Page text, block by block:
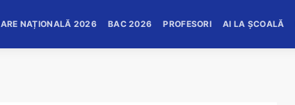
NAȚIONALĂ 2026 BAC 2026 PROFESORI AI LA ȘCOALĂ